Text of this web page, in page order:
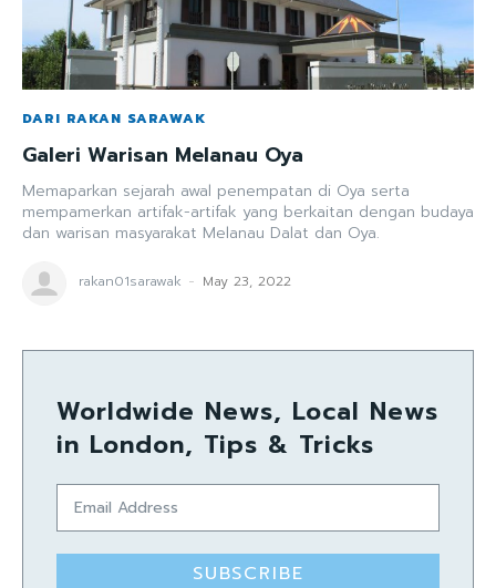
DARI RAKAN SARAWAK
Galeri Warisan Melanau Oya
Memaparkan sejarah awal penempatan di Oya serta
mempamerkan artifak-artifak yang berkaitan dengan budaya
dan warisan masyarakat Melanau Dalat dan Oya.
rakan01sarawak - May 23, 2022
Worldwide News, Local News
in London, Tips & Tricks
SUBSCRIBE